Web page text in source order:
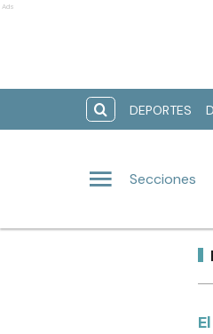
Ads
DEPORTES
Secciones